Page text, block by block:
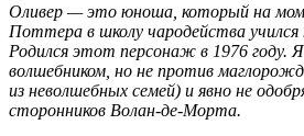
Оливер — это юноша, который на
Поттера в школу чародейства учился
Родился этот персонаж в 1976 году.
волшебником, но не против
из неволшебных семей) и явно не
сторонников Волан-де-Морта.